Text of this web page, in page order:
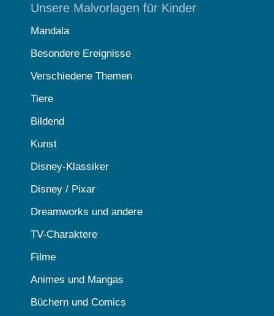
Unsere Malvorlagen für Kinder
Mandala
Besondere Ereignisse
Verschiedene Themen
Tiere
Bildend
Kunst
Disney-Klassiker
Disney / Pixar
Dreamworks und andere
TV-Charaktere
Filme
Animes und Mangas
Büchern und Comics